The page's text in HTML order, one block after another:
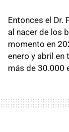
Entonces el Dr.
al nacer de los
momento en
enero y abril
más de 30.000